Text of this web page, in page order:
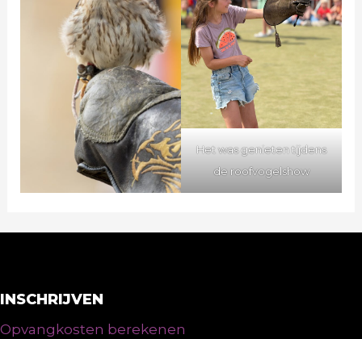
Het was genieten tijdens
de roofvogelshow
INSCHRIJVEN
Opvangkosten berekenen